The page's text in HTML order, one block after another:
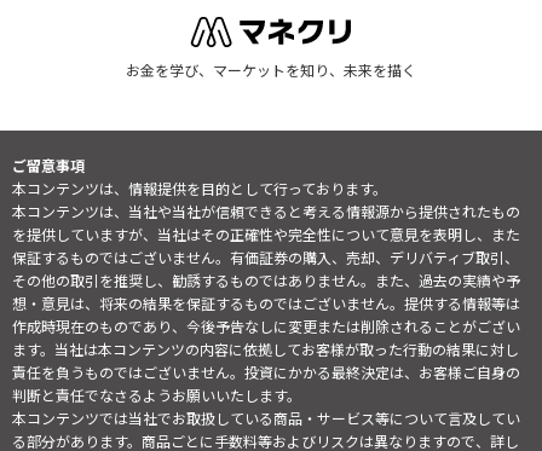
お金を学び、マーケットを知り、未来を描く
ご留意事項
本コンテンツは、情報提供を目的として行っております。
本コンテンツは、当社や当社が信頼できると考える情報源から提供されたもの
を提供していますが、当社はその正確性や完全性について意見を表明し、また
保証するものではございません。有価証券の購入、売却、デリバティブ取引、
その他の取引を推奨し、勧誘するものではありません。また、過去の実績や予
想・意見は、将来の結果を保証するものではございません。提供する情報等は
作成時現在のものであり、今後予告なしに変更または削除されることがござい
ます。当社は本コンテンツの内容に依拠してお客様が取った行動の結果に対し
責任を負うものではございません。投資にかかる最終決定は、お客様ご自身の
判断と責任でなさるようお願いいたします。
本コンテンツでは当社でお取扱している商品・サービス等について言及してい
る部分があります。商品ごとに手数料等およびリスクは異なりますので、詳し